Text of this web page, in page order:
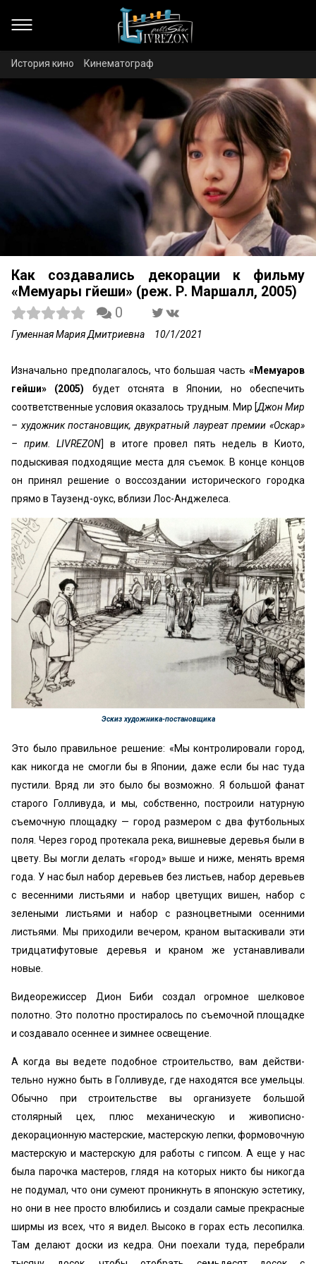
История кино Кинематограф
Как создавались декорации к фильму
«Мемуары гйеши» (реж. Р. Маршалл, 2005)
0
Гуменная Мария Дмитриевна 10/1/2021
Изначально предполагалось, что большая часть «Мемуаров
гейши» (2005) будет отснята в Японии, но обеспечить
соответственные усло­вия оказалось трудным. Мир [Джон Мир
– художник постановщик, двукратный лауреат премии «Оскар»
– прим. LIVREZON] в итоге провел пять недель в Киото,
подыскивая подходящие места для съемок. В конце концов
он принял решение о воссоздании исторического городка
прямо в Таузенд-оукс, вблизи Лос-Анджелеса.
Эскиз художника-постановщика
Это было пра­вильное решение: «Мы контролировали город,
как никогда не смогли бы в Японии, даже если бы нас туда
пустили. Вряд ли это было бы возмож­но. Я большой фанат
старого Голливуда, и мы, собственно, построили натурную
съемочную пло­щадку — город размером с два футбольных
поля. Через город протекала река, вишневые деревья были в
цвету. Вы могли делать «‎город» выше и ниже, менять время
года. У нас был набор дере­вьев без листьев, набор деревьев
с весенними ли­стьями и набор цветущих вишен, набор с
зелены­ми листьями и набор с разноцветными осенними
листьями. Мы приходили вечером, краном выта­скивали эти
тридцатифутовые деревья и краном же устанавливали
новые.
Видеорежиссер Дион Биби создал огромное шелковое
полотно. Это по­лотно простиралось по съемочной площадке
и создавало осеннее и зимнее освещение.
А когда вы ведете подобное строительство, вам действи­
тельно нужно быть в Голливуде, где находятся все умельцы.
Обычно при строительстве вы организу­ете большой
столярный цех, плюс механическую и живописно-
декорационную мастерские, ма­стерскую лепки, формовочную
мастерскую и ма­стерскую для работы с гипсом. А еще у нас
была парочка мастеров, глядя на которых никто бы ни­когда
не подумал, что они сумеют проникнуть в японскую эстетику,
но они в нее просто влюби­лись и создали самые прекрасные
ширмы из всех, что я видел. Высоко в горах есть лесопилка.
Там делают доски из кедра. Они поехали туда, пере­брали